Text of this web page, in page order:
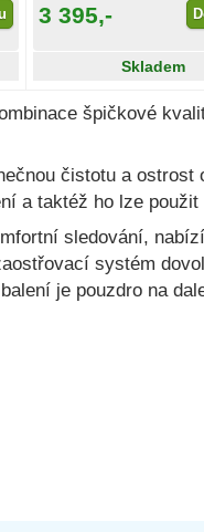
3 395,-
Skladem
špičkové
čistotu a ostrost
a taktéž ho lze
sledování,
systém
je pouzdro na